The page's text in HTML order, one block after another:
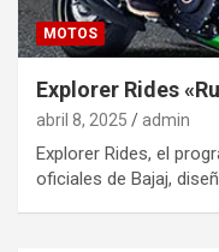
MOTOS
Explorer Rides
abril 8, 2025 admin
Explorer Rides, el
oficiales de Bajaj,